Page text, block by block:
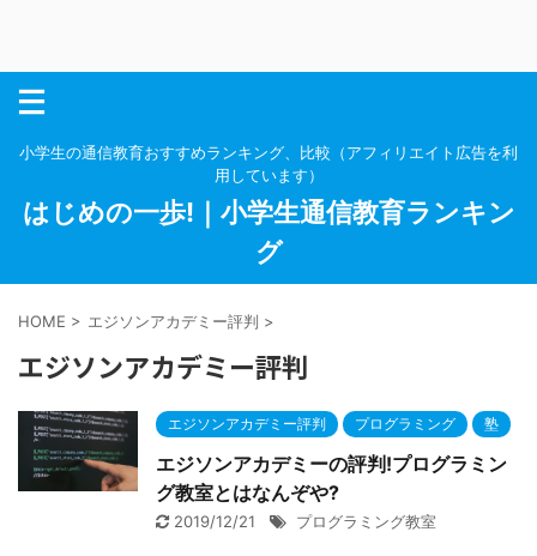
小学生の通信教育おすすめランキング、比較（アフィリエイト広告を利
用しています）
はじめの一歩!｜小学生通信教育ランキン
グ
HOME > エジソンアカデミー評判 >
エジソンアカデミー評判
エジソンアカデミー評判 プログラミング 塾
エジソンアカデミーの評判!プログラミン
グ教室とはなんぞや?
2019/12/21 プログラミング教室